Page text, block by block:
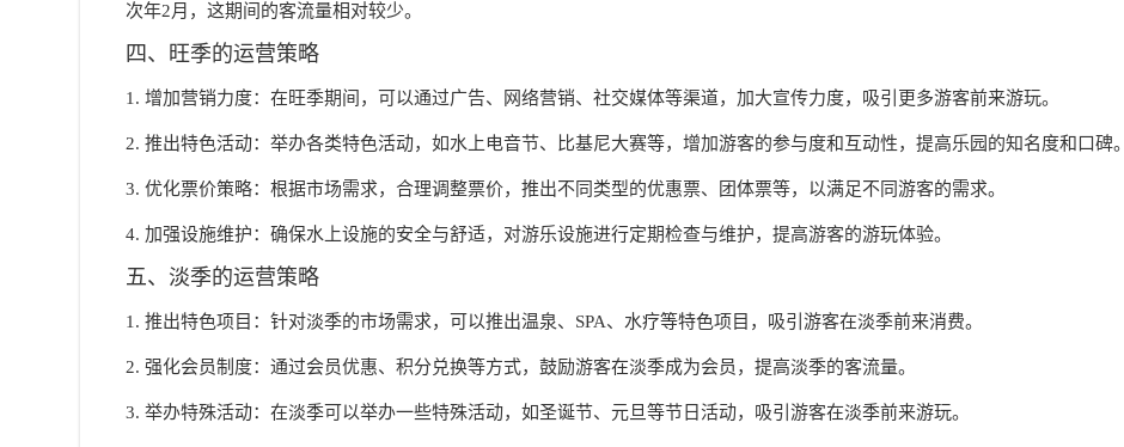
次年2月，这期间的客流量相对较少。
四、旺季的运营策略
1. 增加营销力度：在旺季期间，可以通过广告、网络营销、社交媒体等渠道，加大宣传力度，吸引更多游客前来游玩。
2. 推出特色活动：举办各类特色活动，如水上电音节、比基尼大赛等，增加游客的参与度和互动性，提高乐园的知名度和口碑。
3. 优化票价策略：根据市场需求，合理调整票价，推出不同类型的优惠票、团体票等，以满足不同游客的需求。
4. 加强设施维护：确保水上设施的安全与舒适，对游乐设施进行定期检查与维护，提高游客的游玩体验。
五、淡季的运营策略
1. 推出特色项目：针对淡季的市场需求，可以推出温泉、SPA、水疗等特色项目，吸引游客在淡季前来消费。
2. 强化会员制度：通过会员优惠、积分兑换等方式，鼓励游客在淡季成为会员，提高淡季的客流量。
3. 举办特殊活动：在淡季可以举办一些特殊活动，如圣诞节、元旦等节日活动，吸引游客在淡季前来游玩。